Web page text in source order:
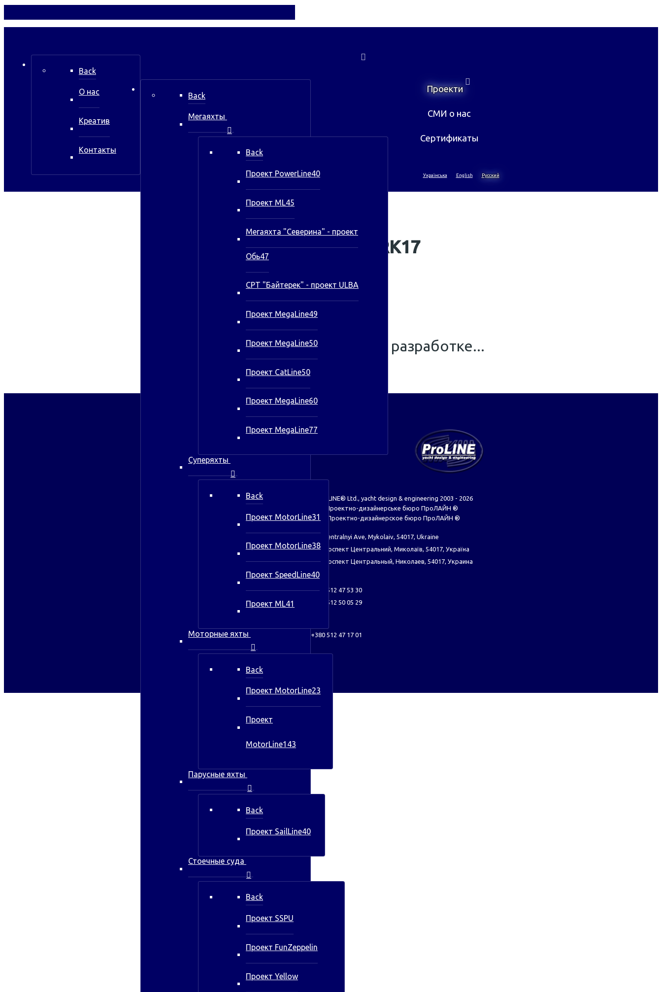
Back
О нас
Креатив
Контакты
Проекти
Back
Мегаяхты
Back
Проект PowerLine40
Проект ML45
Мегаяхта "Северина" - проект
Обь47
СРТ "Байтерек" - проект ULBA
Проект MegaLine49
Проект MegaLine50
Проект CatLine50
Проект MegaLine60
Проект MegaLine77
Суперяхты
Back
Проект MotorLine31
Проект MotorLine38
Проект SpeedLine40
Проект ML41
Моторные яхты
Back
Проект MotorLine23
Проект
MotorLine143
Парусные яхты
Back
Проект SailLine40
Стоечные суда
Back
Проект SSPU
Проект FunZeppelin
Проект Yellow
СМИ о нас
Сертификаты
Українська English Русский
Проект RK17
Страница в разработке...
© ProLINE® Ltd., yacht design & engineering 2003 - 2026
ТОВ Проектно-дизайнерське бюро ПроЛАЙН ®
ООО Проектно-дизайнерское бюро ПроЛАЙН ®
67, Tsentralnyi Ave, Mykolaiv, 54017, Ukraine
67, проспект Центральний, Миколаїв, 54017, Україна
67, проспект Центральный, Николаев, 54017, Украина
tel:
+380 512 47 53 30
+380 512 50 05 29
+380 512 47 17 01